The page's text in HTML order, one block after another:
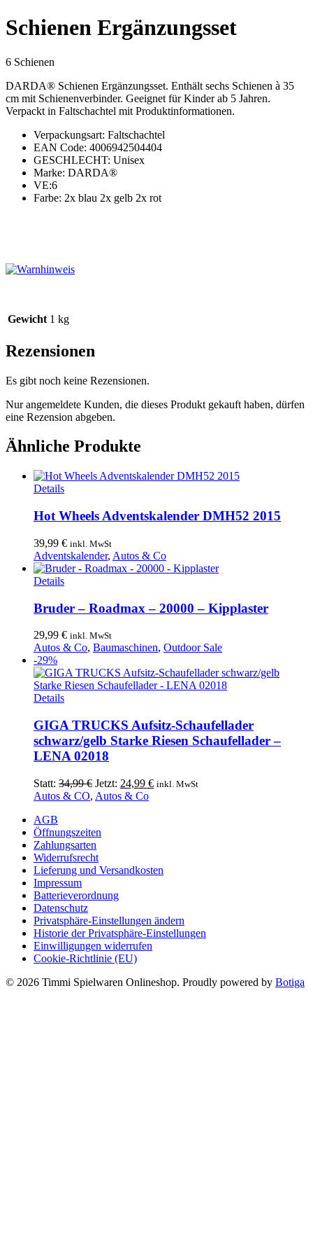
Schienen Ergänzungsset
6 Schienen
DARDA® Schienen Ergänzungsset. Enthält sechs Schienen à 35
cm mit Schienenverbinder. Geeignet für Kinder ab 5 Jahren.
Verpackt in Faltschachtel mit Produktinformationen.
Verpackungsart: Faltschachtel
EAN Code: 4006942504404
GESCHLECHT: Unisex
Marke: DARDA®
VE:6
Farbe: 2x blau 2x gelb 2x rot
Gewicht 1 kg
Rezensionen
Es gibt noch keine Rezensionen.
Nur angemeldete Kunden, die dieses Produkt gekauft haben, dürfen
eine Rezension abgeben.
Ähnliche Produkte
Details
Hot Wheels Adventskalender DMH52 2015
39,99 € inkl. MwSt
Adventskalender, Autos & Co
Details
Bruder – Roadmax – 20000 – Kipplaster
29,99 € inkl. MwSt
Autos & Co, Baumaschinen, Outdoor Sale
-29%
Details
GIGA TRUCKS Aufsitz-Schaufellader
schwarz/gelb Starke Riesen Schaufellader –
LENA 02018
Statt: 34,99€ Ursprünglicher
Preis
Jetzt: 24,99 €Aktueller
inkl. MwSt
Autos & CO, Autos & Co
AGB
Öffnungszeiten
Zahlungsarten
Widerrufsrecht
Lieferung und Versandkosten
Impressum
Batterieverordnung
Datenschutz
Privatsphäre-Einstellungen ändern
Historie der Privatsphäre-Einstellungen
Einwilligungen widerrufen
Cookie-Richtlinie (EU)
© 2026 Timmi Spielwaren Onlineshop. Proudly powered by Botiga